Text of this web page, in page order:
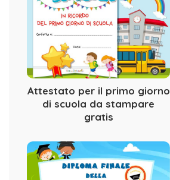
Attestato per il primo giorno
di scuola da stampare
gratis